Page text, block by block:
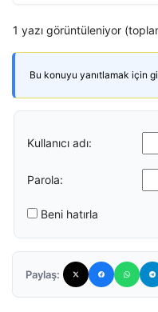
1 yazı görüntüleniyor
Bu konuyu yanıtlamak için
Kullanıcı adı:
Parola:
Beni hatırla
Paylaş: